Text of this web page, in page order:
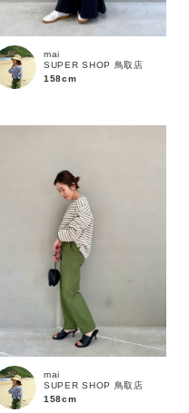
予約商品
在庫なし含む
mai
SUPER SHOP 鳥取店
158cm
mai
SUPER SHOP 鳥取店
158cm